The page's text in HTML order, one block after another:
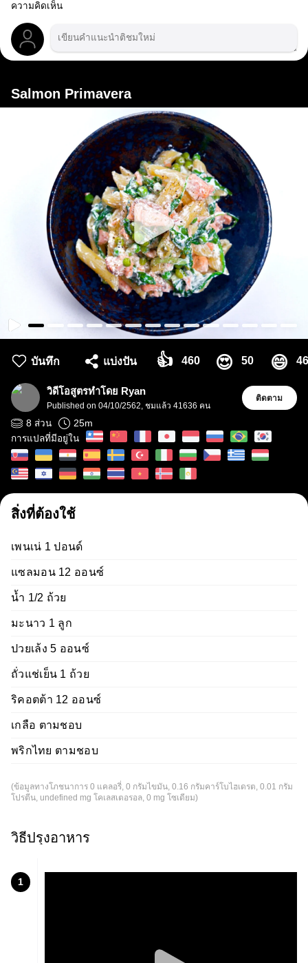
ความคิดเห็น
Salmon Primavera
บันทึก แบ่งปัน 👍 460 😍 50 😄 46
วิดีโอสูตรทำโดย Ryan
Published on 04/10/2562, ชมแล้ว 41636 คน
ติดตาม
8 ส่วน 25m
การแปลที่มีอยู่ใน
สิ่งที่ต้องใช้
เพนเน่ 1 ปอนด์
แซลมอน 12 ออนซ์
น้ำ 1/2 ถ้วย
มะนาว 1 ลูก
ปวยเล้ง 5 ออนซ์
ถั่วแช่เย็น 1 ถ้วย
ริคอตต้า 12 ออนซ์
เกลือ ตามชอบ
พริกไทย ตามชอบ
(ข้อมูลทางโภชนาการ 0 แคลอรี่, 0 กรัมไขมัน, 0.16 กรัมคาร์โบไฮเดรต, 0.01 กรัม
โปรตีน, undefined mg โคเลสเตอรอล, 0 mg โซเดียม)
วิธีปรุงอาหาร
1